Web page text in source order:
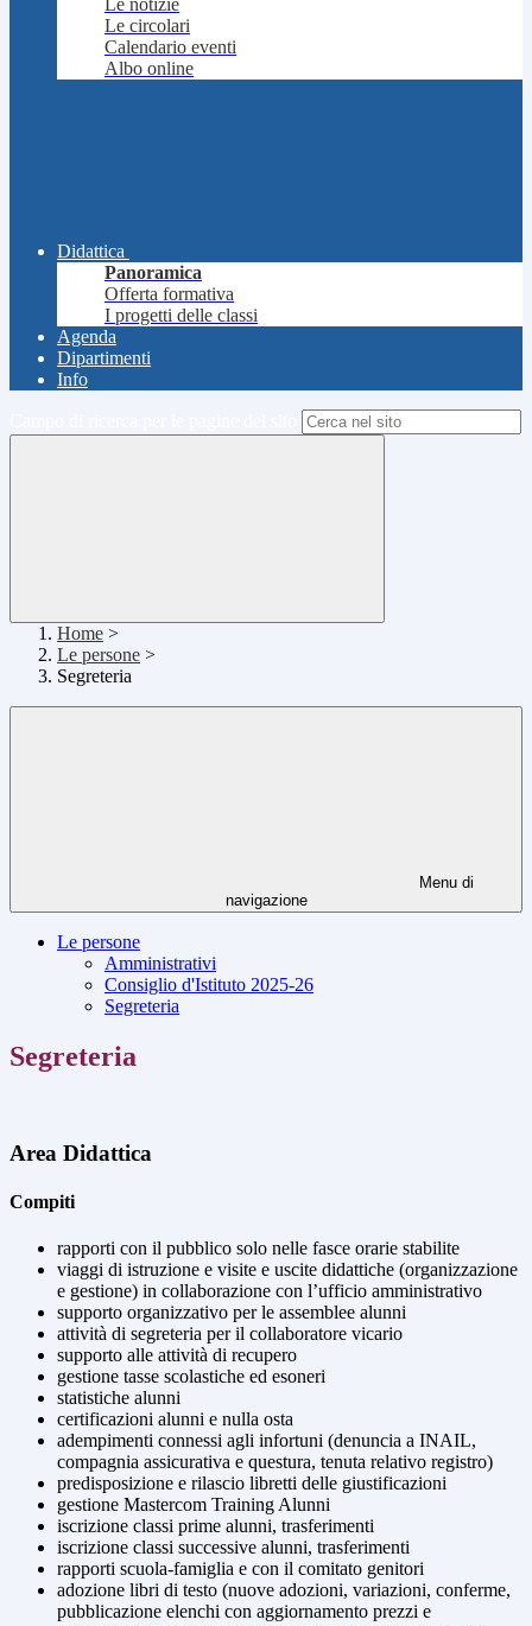
Le notizie
Le circolari
Calendario eventi
Albo online
Didattica
Panoramica
Offerta formativa
I progetti delle classi
Agenda
Dipartimenti
Info
Home >
Le persone >
Segreteria
Menu di
navigazione
Le persone
Amministrativi
Consiglio d'Istituto 2025-26
Segreteria
Segreteria
Area Didattica
Compiti
rapporti con il pubblico solo nelle fasce orarie stabilite
viaggi di istruzione e visite e uscite didattiche (organizzazione
e gestione) in collaborazione con l’ufficio amministrativo
supporto organizzativo per le assemblee alunni
attività di segreteria per il collaboratore vicario
supporto alle attività di recupero
gestione tasse scolastiche ed esoneri
statistiche alunni
certificazioni alunni e nulla osta
adempimenti connessi agli infortuni (denuncia a INAIL,
compagnia assicurativa e questura, tenuta relativo registro)
predisposizione e rilascio libretti delle giustificazioni
gestione Mastercom Training Alunni
iscrizione classi prime alunni, trasferimenti
iscrizione classi successive alunni, trasferimenti
rapporti scuola-famiglia e con il comitato genitori
adozione libri di testo (nuove adozioni, variazioni, conferme,
pubblicazione elenchi con aggiornamento prezzi e